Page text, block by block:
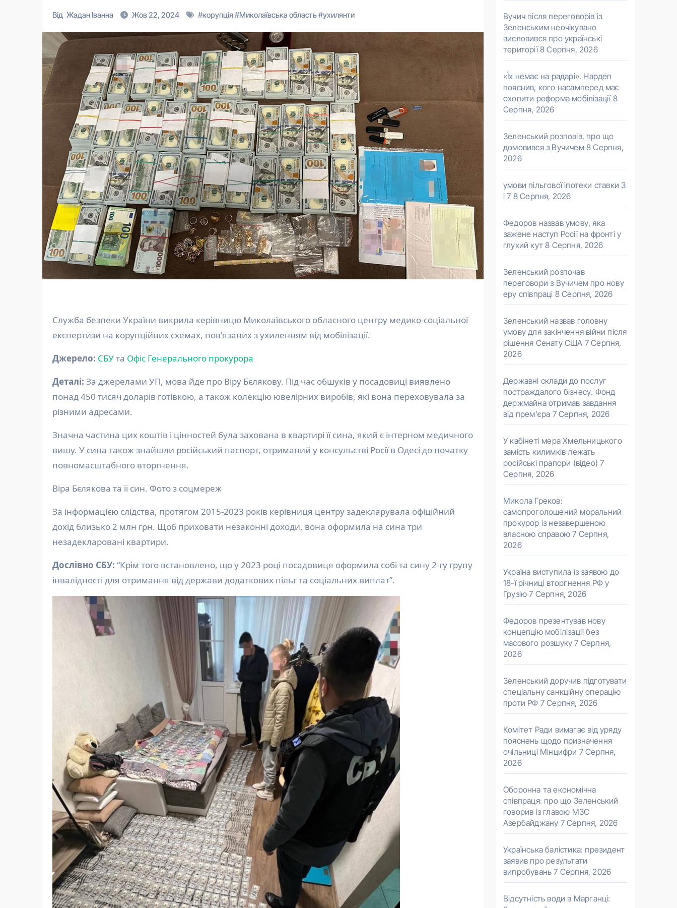
Від Жадан Іванна Жов 22, 2024 #корупція #Миколаївська область#ухилянти
Служба безпеки України викрила керівницю Миколаївського обласного центру медико-соціальної
експертизи на корупційних схемах, пов’язаних з ухиленням від мобілізації.
Джерело: СБУта Офіс Генерального прокурора
Деталі: За джерелами УП, мова йде про Віру Бєлякову. Під час обшуків у посадовиці виявлено
понад 450 тисяч доларів готівкою, а також колекцію ювелірних виробів, які вона переховувала за
різними адресами.
Значна частина цих коштів і цінностей була захована в квартирі її сина, який є інтерном медичного
вишу. У сина також знайшли російський паспорт, отриманий у консульстві Росії в Одесі до початку
повномасштабного вторгнення.
Віра Бєлякова та її син. Фото з соцмереж
За інформацією слідства, протягом 2015-2023 років керівниця центру задекларувала офіційний
дохід близько 2 млн грн. Щоб приховати незаконні доходи, вона оформила на сина три
незадекларовані квартири.
Дослівно СБУ: “Крім того встановлено, що у 2023 році посадовиця оформила собі та сину 2-гу групу
інвалідності для отримання від держави додаткових пільг та соціальних виплат”.
Вучич після переговорів із
Зеленським неочікувано
висловився про українські
території 8 Серпня, 2026
«Їх немає на радарі». Нардеп
пояснив, кого насамперед має
охопити реформа мобілізації 8
Серпня, 2026
Зеленський розповів, про що
домовився з Вучичем 8 Серпня,
2026
умови пільгової іпотеки ставки 3
і 7 8 Серпня, 2026
Федоров назвав умову, яка
зажене наступ Росії на фронті у
глухий кут 8 Серпня, 2026
Зеленський розпочав
переговори з Вучичем про нову
еру співпраці 8 Серпня, 2026
Зеленський назвав головну
умову для закінчення війни після
рішення Сенату США 7 Серпня,
2026
Державні склади до послуг
постраждалого бізнесу. Фонд
держмайна отримав завдання
від прем’єра 7 Серпня, 2026
У кабінеті мера Хмельницького
замість килимків лежать
російські прапори (відео) 7
Серпня, 2026
Микола Греков:
самопроголошений моральний
прокурор із незавершеною
власною справою 7 Серпня,
2026
Україна виступила із заявою до
18-ї річниці вторгнення РФ у
Грузію 7 Серпня, 2026
Федоров презентував нову
концепцію мобілізації без
масового розшуку 7 Серпня,
2026
Зеленський доручив підготувати
спеціальну санкційну операцію
проти РФ 7 Серпня, 2026
Комітет Ради вимагає від уряду
пояснень щодо призначення
очільниці Мінцифри 7 Серпня,
2026
Оборонна та економічна
співпраця: про що Зеленський
говорив із главою МЗС
Азербайджану 7 Серпня, 2026
Українська балістика: президент
заявив про результати
випробувань 7 Серпня, 2026
Відсутність води в Марганці: